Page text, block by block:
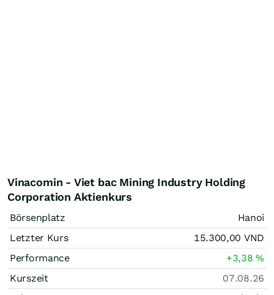
Vinacomin - Viet bac Mining Industry Holding
Corporation Aktienkurs
Börsenplatz
Hanoi
Letzter Kurs
15.300,00 VND
Performance
+3,38%
Kurszeit
07.08.26